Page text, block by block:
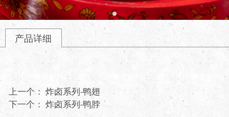
产品详细
上一个： 炸卤系列-鸭翅
下一个： 炸卤系列-鸭脖